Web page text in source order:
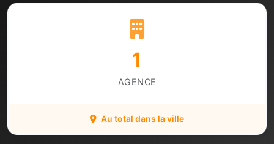
1
AGENCE
Au total dans la ville